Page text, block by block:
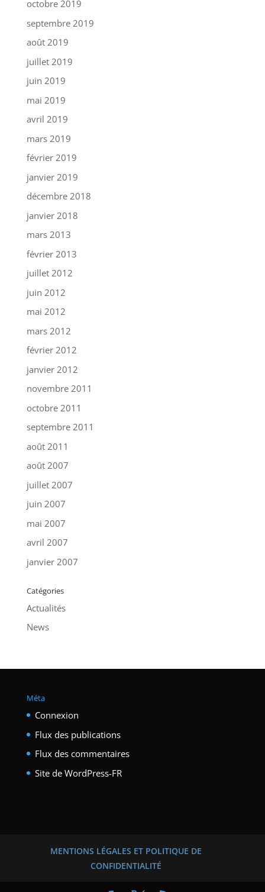
octobre 2019
septembre 2019
août 2019
juillet 2019
juin 2019
mai 2019
avril 2019
mars 2019
février 2019
janvier 2019
décembre 2018
janvier 2018
mars 2013
février 2013
juillet 2012
juin 2012
mai 2012
mars 2012
février 2012
janvier 2012
novembre 2011
octobre 2011
septembre 2011
août 2011
août 2007
juillet 2007
juin 2007
mai 2007
avril 2007
janvier 2007
Catégories
Actualités
News
Méta
Connexion
Flux des publications
Flux des commentaires
Site de WordPress-FR
MENTIONS LÉGALES ET POLITIQUE DE
CONFIDENTIALITÉ